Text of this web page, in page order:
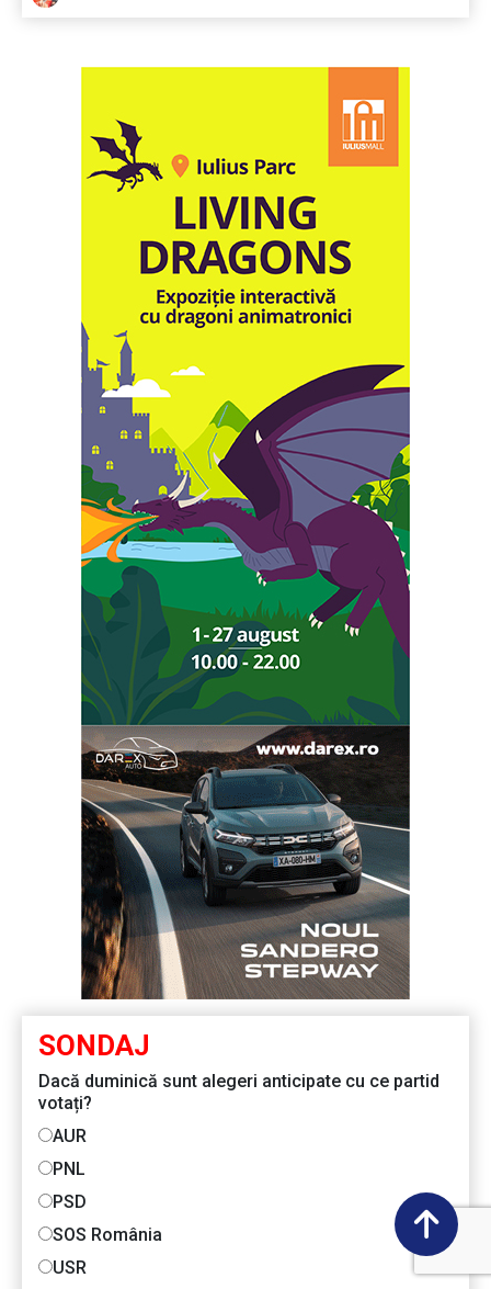
SONDAJ
Dacă duminică sunt alegeri anticipate cu ce partid
votați?
AUR
PNL
PSD
SOS România
USR